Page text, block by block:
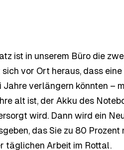
ist in unserem Büro die
vor Ort heraus, dass eine
verlängern könnten –
alt ist, der Akku des
wird. Dann wird ein
das Sie zu 80 Prozent
täglichen Arbeit im Rottal.